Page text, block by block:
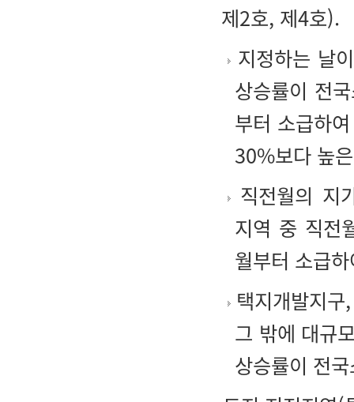
제2호, 제4호).
지정하는 날
상승률이 전
부터 소급하
30%보다 높
직전월의 지
지역 중 직전
월부터 소급
택지개발지구
그 밖에 대규
상승률이 전